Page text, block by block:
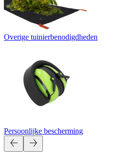
Overige tuinierbenodigdheden
Persoonlijke bescherming